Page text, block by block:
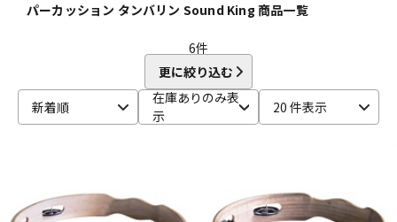
パーカッション
パーカッション タンバリン Sound King 商品一覧
6件
更に絞り込む
新着順
在庫ありのみ表
示
20 件表示